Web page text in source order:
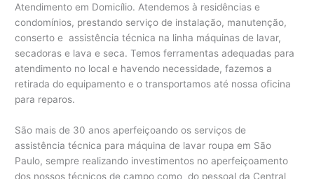
Atendimento em Domicílio. Atendemos à residências e
condomínios, prestando serviço de instalação, manutenção,
conserto e assistência técnica na linha máquinas de lavar,
secadoras e lava e seca. Temos ferramentas adequadas para
atendimento no local e havendo necessidade, fazemos a
retirada do equipamento e o transportamos até nossa oficina
para reparos.
São mais de 30 anos aperfeiçoando os serviços de
assistência técnica para máquina de lavar roupa em São
Paulo, sempre realizando investimentos no aperfeiçoamento
dos nossos técnicos de campo como do pessoal da Central